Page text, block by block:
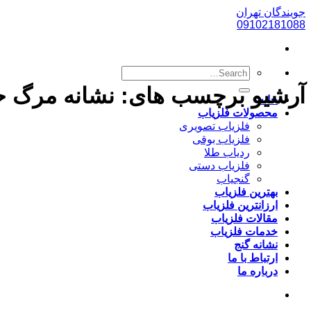
پرش
به
جویندگان تهران
09102181088
خانه
محصولات فلزیاب
فلزیاب تصویری
فلزیاب بوقی
ردیاب طلا
فلزیاب دستی
گنجیاب
بهترین فلزیاب
ارزانترین فلزیاب
مقالات فلزیاب
خدمات فلزیاب
نشانه گنج
ارتباط با ما
درباره ما
آرشیو برچسب های: نشانه مرگ